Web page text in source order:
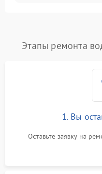
Этапы ремонта
1. Вы
Оставьте заявку на